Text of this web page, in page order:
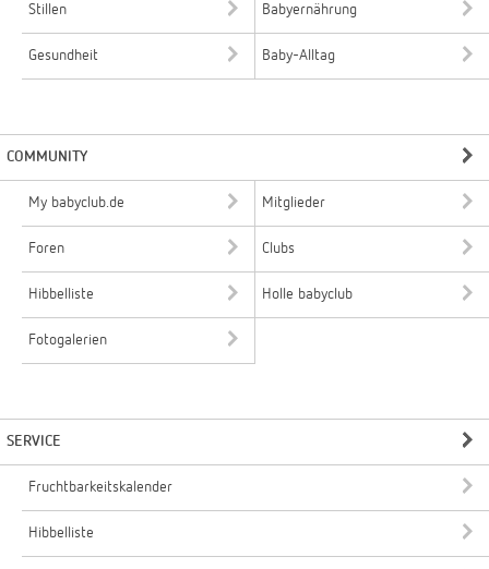
Stillen Babyernährung
Gesundheit Baby-Alltag
COMMUNITY
My babyclub.de Mitglieder
Foren Clubs
Hibbelliste Holle babyclub
Fotogalerien
SERVICE
Fruchtbarkeitskalender
Hibbelliste